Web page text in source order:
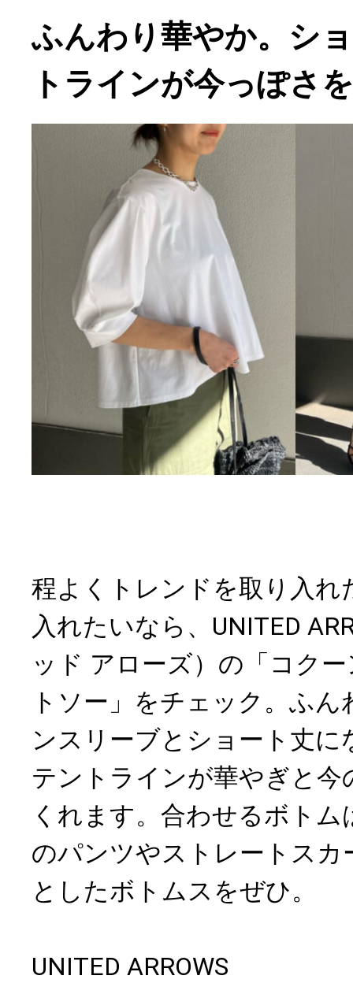
ふんわり華やか。シ
トラインが今っぽさ
程よくトレンドを取り入れ
入れたいなら、UNITED
ッド アローズ）の「コク
トソー」をチェック。ふ
ンスリーブとショート丈に
テントラインが華やぎと今
くれます。合わせるボト
のパンツやストレートス
としたボトムスをぜひ。
UNITED ARROWS